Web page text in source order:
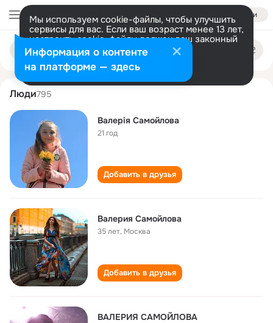
Войти
Мы используем cookie-файлы, чтобы улучшить
сервисы для вас. Если ваш возраст менее 13 лет,
настроить cookie-файлы должен ваш законный
представитель. Больше информации
Разрешить все Настроить
Поиск
людям
valeriya samoylova
Люди795
Валерія Самойлова
21 год
Добавить в друзья
Валерия Самойлова
35 лет, Москва
Добавить в друзья
ВАЛЕРИЯ САМОЙЛОВА
Информация о контенте
на платформе — здесь